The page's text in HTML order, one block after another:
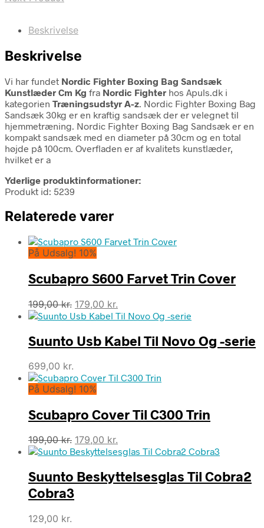
Beskrivelse
Beskrivelse
Vi har fundet Nordic Fighter Boxing Bag Sandsæk
Kunstlæder Cm Kg fra Nordic Fighter hos Apuls.dk i
kategorien Træningsudstyr A-z. Nordic Fighter Boxing Bag
Sandsæk 30kg er en kraftig sandsæk der er velegnet til
hjemmetræning. Nordic Fighter Boxing Bag Sandsæk er en
kompakt sandsæk med en diameter på 30cm og en total
højde på 100cm. Overfladen er af kvalitets kunstlæder,
hvilket er a
Yderlige produktinformationer:
Produkt id: 5239
Relaterede varer
På Udsalg! 10%
Scubapro S600 Farvet Trin Cover
199,00kr. Den
oprindelige
var:
199,00 kr..
179,00 kr.
aktuelle
er:
179,00 kr..
Suunto Usb Kabel Til Novo Og -serie
699,00 kr.
På Udsalg! 10%
Scubapro Cover Til C300 Trin
199,00kr. Den
oprindelige
var:
199,00 kr..
179,00 kr.
aktuelle
er:
179,00 kr..
Suunto Beskyttelsesglas Til Cobra2
Cobra3
129,00 kr.